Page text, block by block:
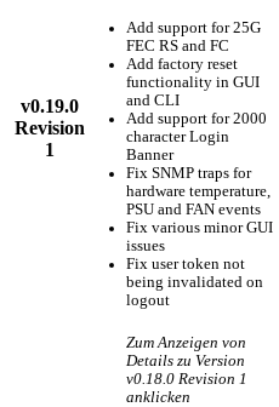
v0.19.0
Revision
1
Add support for 25G
FEC RS and FC
Add factory reset
functionality in GUI
and CLI
Add support for 2000
character Login
Banner
Fix SNMP traps for
hardware temperature,
PSU and FAN events
Fix various minor GUI
issues
Fix user token not
being invalidated on
logout
Zum Anzeigen von
Details zu Version
v0.18.0 Revision 1
anklicken